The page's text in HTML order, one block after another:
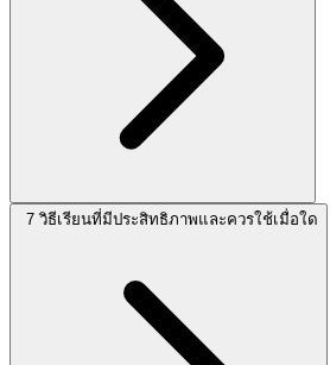
7 วิธีเรียนที่มีประสิทธิภาพและควรใช้เมื่อใด